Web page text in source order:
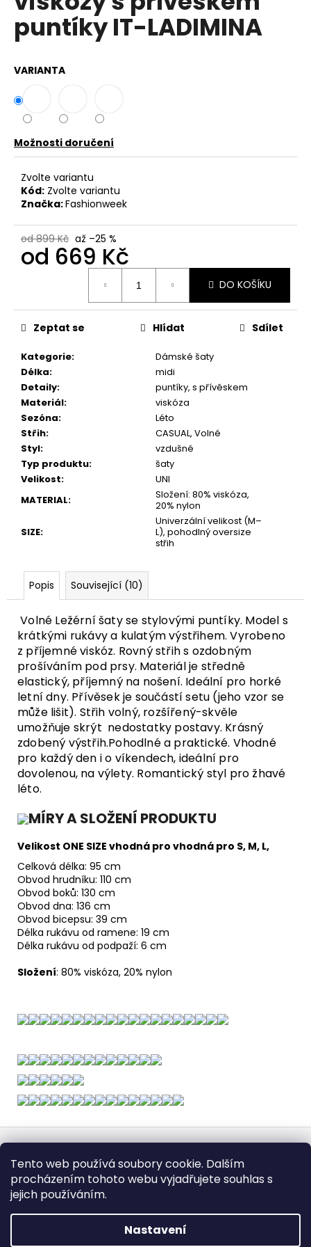
Tento web používá soubory cookie. Dalším
procházením tohoto webu vyjadřujete souhlas s
jejich používáním.
Nastavení
z
5
hvězdiček.
puntíky IT-LADIMINA
VARIANTA
Možnosti doručení
Zvolte variantu
Kód: Zvolte variantu
Značka:Fashionweek
od 899 Kč až –25 %
od 669 Kč
DO KOŠÍKU
Kategorie:
Dámské šaty
Délka:
midi
Detaily:
puntíky, s přívěskem
Materiál:
viskóza
Sezóna:
Léto
Střih:
CASUAL, Volné
Styl:
vzdušné
Typ produktu:
šaty
Velikost:
UNI
MATERIAL:
Složení: 80% viskóza,
20% nylon
SIZE:
Univerzální velikost (M–
L), pohodlný oversize
střih
Zeptat se Hlídat Sdílet
Popis Související (10)
Volné Ležérní šaty se stylovými puntíky. Model s
krátkými rukávy a kulatým výstřihem. Vyrobeno
z příjemné viskóz. Rovný střih s ozdobným
prošíváním pod prsy. Materiál je středně
elastický, příjemný na nošení. Ideální pro horké
letní dny. Přívěsek je součástí setu (jeho vzor se
může lišit). Střih volný, rozšířený-skvěle
umožňuje skrýt nedostatky postavy. Krásný
zdobený výstřih.Pohodlné a praktické. Vhodné
pro každý den i o víkendech, ideální pro
dovolenou, na výlety. Romantický styl pro žhavé
léto.
MÍRY A SLOŽENÍ PRODUKTU
Velikost ONE SIZE vhodná pro vhodná pro S, M, L,
Celková délka: 95 cm
Obvod hrudníku: 110 cm
Obvod boků: 130 cm
Obvod dna: 136 cm
Obvod bicepsu: 39 cm
Délka rukávu od ramene: 19 cm
Délka rukávu od podpaží: 6 cm
Složení: 80% viskóza, 20% nylon
u
e
m
e
DÁMSKÁ
S
KAPUCÍ
LNU
BAVLNY
DEMET
949
Kč
Původně:
Z
á
a
Formulář pro vrátení - stáhněte
Vrácení zboží
Dopravy a platby BEZPEČNÝ NÁKUP
Podmínky ochrany osobních údajů